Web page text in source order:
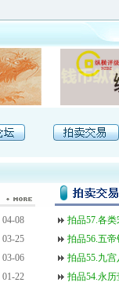
04-08
03-25
03-06
01-22
拍品57.各类
拍品56.五帝
拍品55.九宫
拍品54.永历